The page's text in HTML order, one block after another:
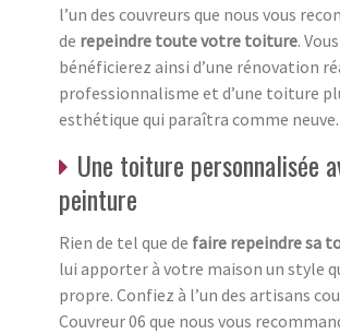
l’un des couvreurs que nous vous
de repeindre toute votre toiture. Vous
bénéficierez ainsi d’une rénovation
professionnalisme et d’une toiture
esthétique qui paraîtra comme neuve.
Une toiture personnalisée
peinture
Rien de tel que de faire repeindre sa
lui apporter à votre maison un style
propre. Confiez à l’un des artisans
Couvreur 06 que nous vous